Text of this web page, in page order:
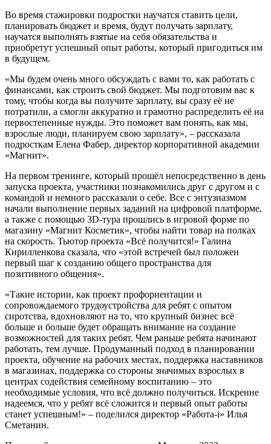
Во время стажировки подростки научатся ставить цели,
планировать бюджет и время, будут получать зарплату,
научатся выполнять взятые на себя обязательства и
приобретут успешный опыт работы, который пригодиться им
в будущем.
«Мы будем очень много обсуждать с вами то, как работать с
финансами, как строить свой бюджет. Мы подготовим вас к
тому, чтобы когда вы получите зарплату, вы сразу её не
потратили, а смогли аккуратно и грамотно распределить её на
первостепенные нужды. Это поможет вам понять, как мы,
взрослые люди, планируем свою зарплату», – рассказала
подросткам Елена Фабер, директор корпоративной академии
«Магнит».
На первом тренинге, который прошёл непосредственно в день
запуска проекта, участники познакомились друг с другом и с
командой и немного рассказали о себе. Все с энтузиазмом
начали выполнение первых заданий на цифровой платформе,
а также с помощью 3D-тура прошлись в игровой форме по
магазину «Магнит Косметик», чтобы найти товар на полках
на скорость. Тьютор проекта «Всё получится!» Галина
Кирилленкова сказала, что «этой встречей был положен
первый шаг к созданию общего пространства для
позитивного общения».
«Такие истории, как проект профориентации и
сопровождаемого трудоустройства для ребят с опытом
сиротства, вдохновляют на то, что крупный бизнес всё
больше и больше будет обращать внимание на создание
возможностей для таких ребят. Чем раньше ребята начинают
работать, тем лучше. Продуманный подход в планировании
проекта, обучение на рабочих местах, поддержка наставников
в магазинах, поддержка со стороны значимых взрослых в
центрах содействия семейному воспитанию – это
необходимые условия, что всё должно получиться. Искренне
надеемся, что у ребят всё сложится и первый опыт работы
станет успешным!» – поделился директор «Работа-i» Илья
Сметанин.